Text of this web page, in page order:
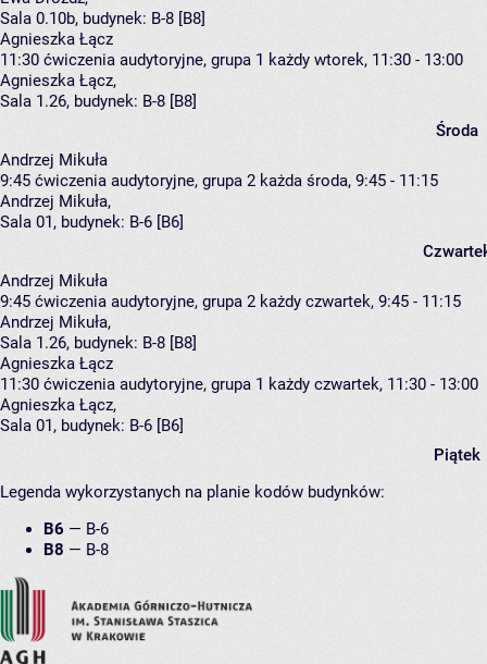
Sala 0.10b, budynek: B-8 [B8]
Agnieszka Łącz
11:30 ćwiczenia audytoryjne, grupa 1 każdy wtorek, 11:30 - 13:00
Agnieszka Łącz,
Sala 1.26, budynek: B-8 [B8]
Środa
Andrzej Mikuła
9:45 ćwiczenia audytoryjne, grupa 2 każda środa, 9:45 - 11:15
Andrzej Mikuła,
Sala 01, budynek: B-6 [B6]
Andrzej Mikuła
9:45 ćwiczenia audytoryjne, grupa 2 każdy czwartek, 9:45 - 11:15
Andrzej Mikuła,
Sala 1.26, budynek: B-8 [B8]
Agnieszka Łącz
11:30 ćwiczenia audytoryjne, grupa 1 każdy czwartek, 11:30 - 13:00
Agnieszka Łącz,
Sala 01, budynek: B-6 [B6]
Piątek
Legenda wykorzystanych na planie kodów budynków:
B6 — B-6
B8 — B-8